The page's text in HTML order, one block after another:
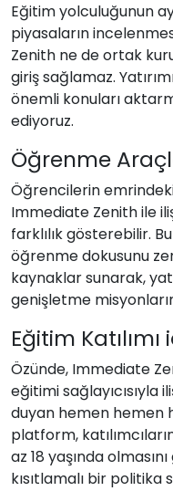
Eğitim yolculuğunun
piyasaların
Zenith ne de ortak
giriş sağlamaz.
önemli konuları
ediyoruz.
Öğrenme
Öğrencilerin
Immediate Zenith ile
farklılık gösterebilir.
öğrenme dokusunu
kaynaklar sunarak,
genişletme
Eğitim
Özünde, Immediate
eğitimi sağlayıcısıyla
duyan hemen hemen
platform,
az 18 yaşında
kısıtlamalı bir